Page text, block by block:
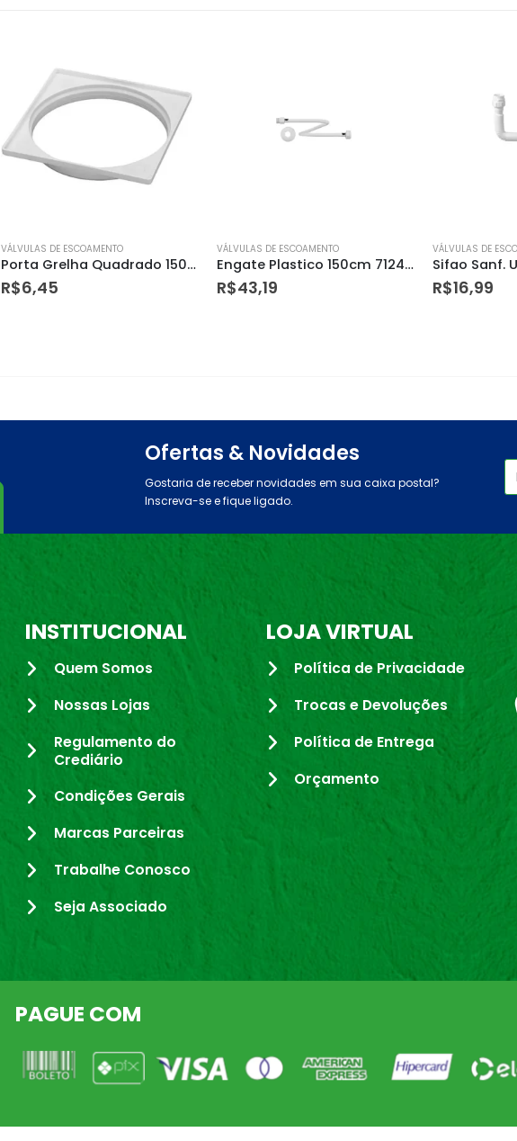
VÁLVULAS DE ESCOAMENTO
Engate Plastico 150cm 7124-1 Censi
R$43,19
VÁLVULAS DE ESCOAMENTO
Sifao Sanf. Universal Duplo Krona
R$16,99
VÁLVULAS DE
R$9,31
Ofertas & Novidades
Gostaria de receber novidades em sua caixa postal?
Inscreva-se e fique ligado.
INSTITUCIONAL
Quem Somos
Nossas Lojas
Regulamento do
Crediário
Condições Gerais
Marcas Parceiras
Trabalhe Conosco
Seja Associado
LOJA VIRTUAL
Política de Privacidade
Trocas e Devoluções
Política de Entrega
Orçamento
PAGUE COM